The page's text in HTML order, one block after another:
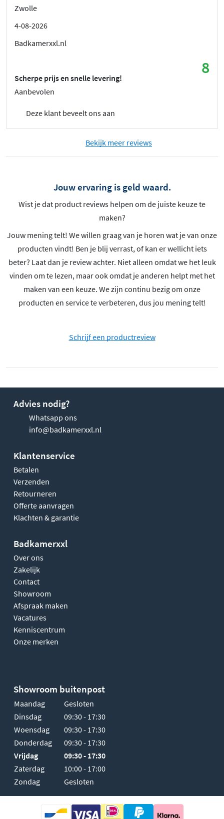
Zwolle
4-08-2026
Badkamerxxl.nl
8
Scherpe prijs en snelle levering!
Aanbevolen
Deze klant beveelt ons aan
Bekijk meer reviews
Jouw ervaring is geld waard.
Wist je dat product reviews helpen om de juiste keuze te
maken?
Jouw mening telt! We willen graag van je horen wat je van onze
producten vindt! Ben je blij verrast, of kan er wellicht iets
beter? Laat dan je review achter. Niet alleen omdat we het leuk
vinden om te lezen, maar ook omdat je anderen helpt met het
maken van een keuze. We zijn continu bezig om onze
producten en service te verbeteren, dus jou mening telt!
Schrijf een productreview
Advies nodig?
Whatsapp ons
info@badkamerxxl.nl
Klantenservice
Betalen
Verzenden
Retourneren
Offerte aanvragen
Klachten & garantie
Badkamerxxl
Over ons
Zakelijk
Contact
Showroom
Afspraak maken
Vacatures
Kenniscentrum
Onze merken
Showroom buitenpost
Maandag
Gesloten
Dinsdag
09:30 - 17:30
Woensdag
09:30 - 17:30
Donderdag
09:30 - 17:30
Vrijdag
09:30 - 17:30
Zaterdag
10:00 - 17:00
Zondag
Gesloten